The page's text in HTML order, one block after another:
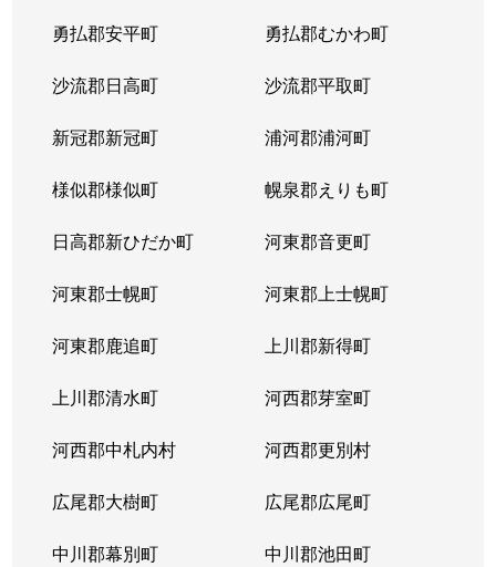
勇払郡安平町 勇払郡むかわ町
沙流郡日高町 沙流郡平取町
新冠郡新冠町 浦河郡浦河町
様似郡様似町 幌泉郡えりも町
日高郡新ひだか町 河東郡音更町
河東郡士幌町 河東郡上士幌町
河東郡鹿追町 上川郡新得町
上川郡清水町 河西郡芽室町
河西郡中札内村 河西郡更別村
広尾郡大樹町 広尾郡広尾町
中川郡幕別町 中川郡池田町